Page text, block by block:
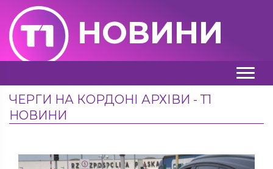
НОВИНИ
ЧЕРГИ НА КОРДОНІ АРХІВИ - Т1
НОВИНИ